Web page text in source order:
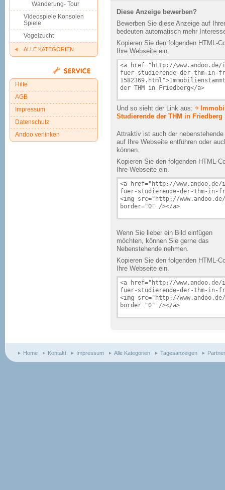
Diese Anzeige bewerben?
Bewerben Sie diese Anzeige auf
bedeuten automatisch mehr
Kopieren Sie den folgenden HTML-
Ihre Webseite ein.
Und so sieht der Link aus:
Studierende der THM in Friedberg
Attraktiv ist auch der
auf Ihre Webseite entführen oder
können.
Kopieren Sie den folgenden HTML-
Ihre Webseite ein.
Wenn Sie lieber ein Bild einfügen
möchten, können Sie gerne das
Nebenstehende nehmen.
Kopieren Sie den folgenden HTML-
Ihre Webseite ein.
Wanderung- Tour
Videospiele Konsolen
Spiele
Vogelzucht
ALLE KATEGORIEN
Hilfe
AGB
Impressum
Datenschutz
Andoo verlinken
Home Kontakt Impressum Alle Kategorien Tagesanzeigen Partner